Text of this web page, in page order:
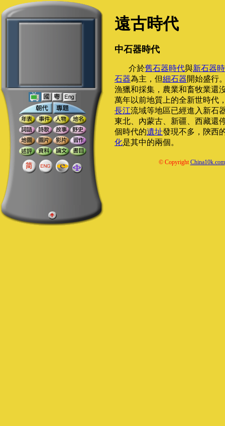
遠古時代
中石器時代
介於舊石器時代與新石器
石器為主，但細石器開始盛行
漁獵和採集，農業和畜牧業還
萬年以前地質上的全新世時代
長江流域等地區已經進入新石
東北、內蒙古、新疆、西藏還
個時代的遺址發現不多，陝西
化是其中的兩個。
© CopyrightChina10k.com